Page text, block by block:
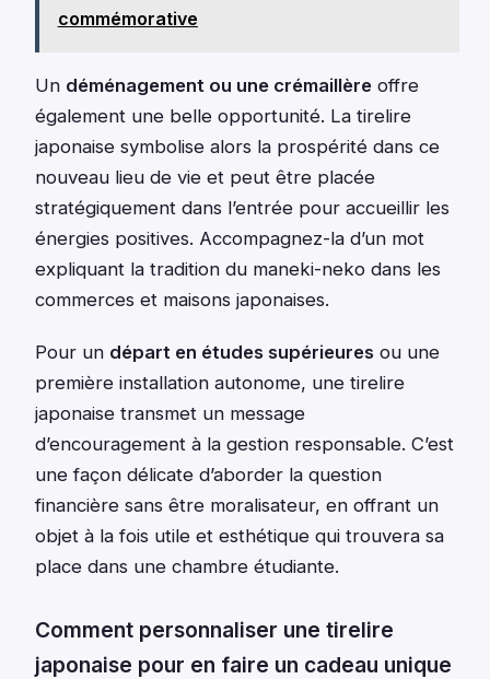
commémorative
Un déménagement ou une crémaillère offre
également une belle opportunité. La tirelire
japonaise symbolise alors la prospérité dans ce
nouveau lieu de vie et peut être placée
stratégiquement dans l’entrée pour accueillir les
énergies positives. Accompagnez-la d’un mot
expliquant la tradition du maneki-neko dans les
commerces et maisons japonaises.
Pour un départ en études supérieures ou une
première installation autonome, une tirelire
japonaise transmet un message
d’encouragement à la gestion responsable. C’est
une façon délicate d’aborder la question
financière sans être moralisateur, en offrant un
objet à la fois utile et esthétique qui trouvera sa
place dans une chambre étudiante.
Comment personnaliser une tirelire
japonaise pour en faire un cadeau unique